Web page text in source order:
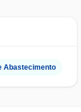
Abastecimento